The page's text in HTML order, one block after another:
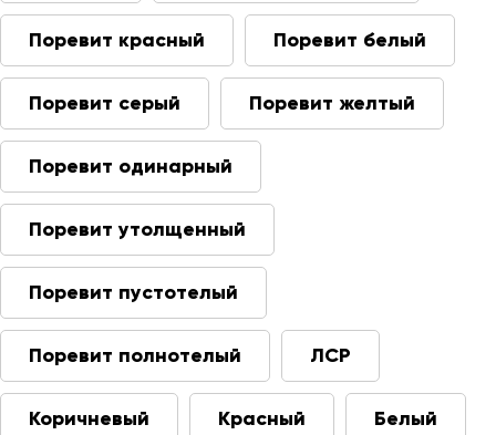
Поревит красный Поревит белый
Поревит серый Поревит желтый
Поревит одинарный
Поревит утолщенный
Поревит пустотелый
Поревит полнотелый ЛСР
Коричневый Красный Белый